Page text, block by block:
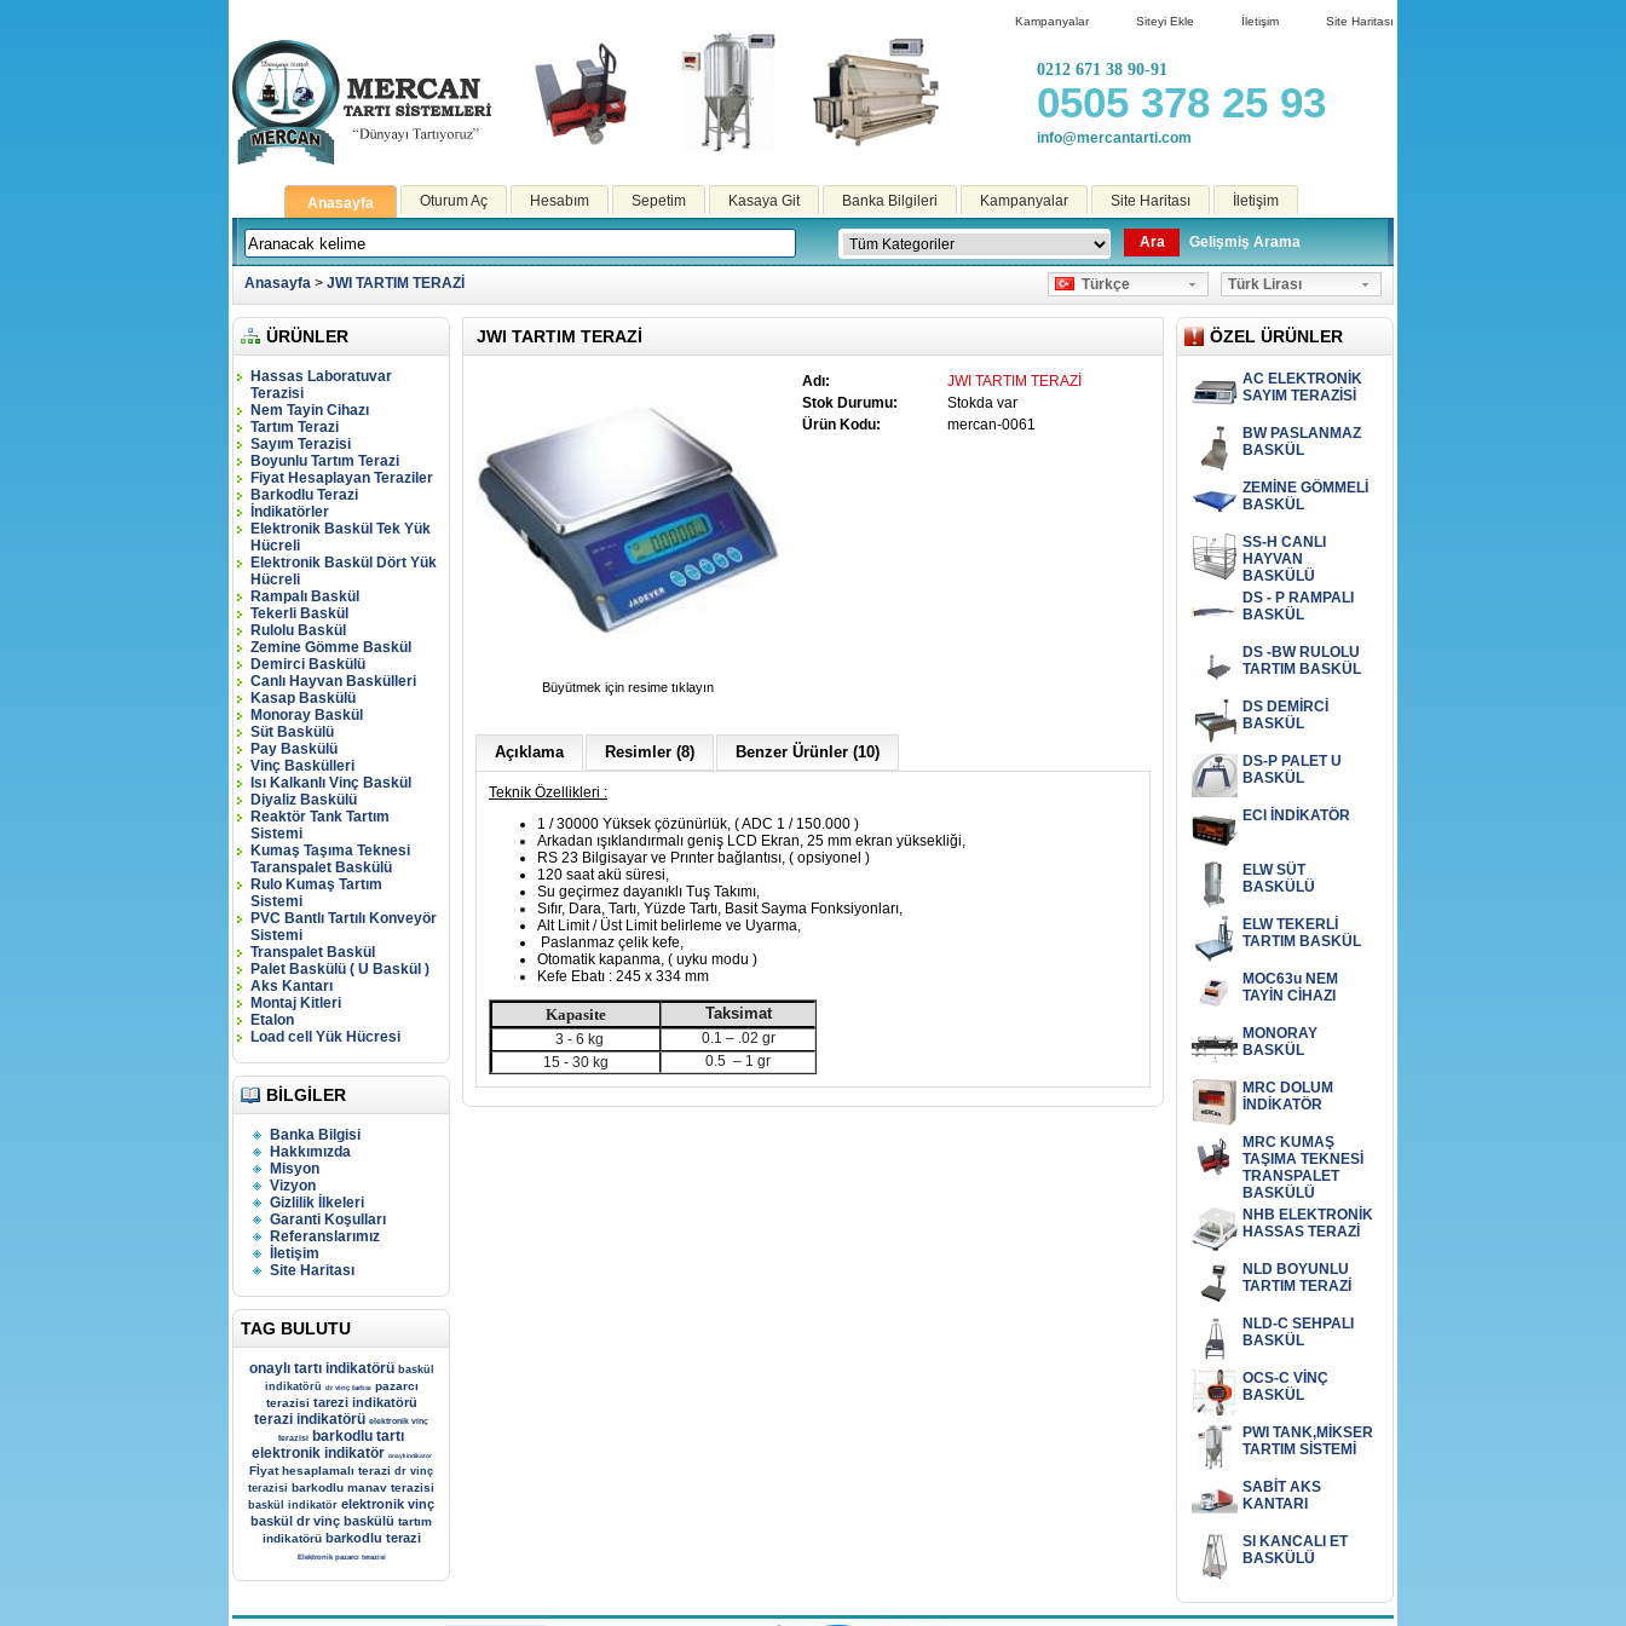
Kampanyalar Siteyi Ekle İletişim Site Haritası
0212 671 38 90-91
0505 378 25 93
info@mercantarti.com
Anasayfa Oturum Aç Hesabım Sepetim Kasaya Git Banka Bilgileri Kampanyalar Site Haritası İletişim
Ara Gelişmiş Arama
Anasayfa > JWI TARTIM TERAZİ Türk Lirası
Türkçe
ÜRÜNLER
Hassas Laboratuvar
Terazisi
Nem Tayin Cihazı
Tartım Terazi
Sayım Terazisi
Boyunlu Tartım Terazi
Fiyat Hesaplayan Teraziler
Barkodlu Terazi
İndikatörler
Elektronik Baskül Tek Yük
Hücreli
Elektronik Baskül Dört Yük
Hücreli
Rampalı Baskül
Tekerli Baskül
Rulolu Baskül
Zemine Gömme Baskül
Demirci Baskülü
Canlı Hayvan Baskülleri
Kasap Baskülü
Monoray Baskül
Süt Baskülü
Pay Baskülü
Vinç Baskülleri
Isı Kalkanlı Vinç Baskül
Diyaliz Baskülü
Reaktör Tank Tartım
Sistemi
Kumaş Taşıma Teknesi
Taranspalet Baskülü
Rulo Kumaş Tartım
Sistemi
PVC Bantlı Tartılı Konveyör
Sistemi
Transpalet Baskül
Palet Baskülü ( U Baskül )
Aks Kantarı
Montaj Kitleri
Etalon
Load cell Yük Hücresi
BILGILER
Banka Bilgisi
Hakkımızda
Misyon
Vizyon
Gizlilik İlkeleri
Garanti Koşulları
Referanslarımız
İletişim
Site Haritası
TAG BULUTU
onaylı tartı indikatörü baskül
indikatörü
dr vinç tartısı pazarcı
terazisi tarezi indikatörü
terazi indikatörü elektronik vinç
terazisi
barkodlu tartı
elektronik indikatör onaylı indikator
Fİyat hesaplamalı terazi dr vinç
terazisi barkodlu manav terazisi
baskül indikatör elektronik vinç
baskül dr vinç baskülü tartım
indikatörü barkodlu terazi
Elektronik pazarcı terazisi
ÖZEL ÜRÜNLER
AC ELEKTRONİK
SAYIM TERAZİSİ
BW PASLANMAZ
BASKÜL
ZEMİNE GÖMMELİ
BASKÜL
SS-H CANLI
HAYVAN
BASKÜLÜ
DS - P RAMPALI
BASKÜL
DS -BW RULOLU
TARTIM BASKÜL
DS DEMİRCİ
BASKÜL
DS-P PALET U
BASKÜL
ECI İNDİKATÖR
ELW SÜT
BASKÜLÜ
ELW TEKERLİ
TARTIM BASKÜL
MOC63u NEM
TAYİN CİHAZI
MONORAY
BASKÜL
MRC DOLUM
İNDİKATÖR
MRC KUMAŞ
TAŞIMA TEKNESİ
TRANSPALET
BASKÜLÜ
NHB ELEKTRONİK
HASSAS TERAZİ
NLD BOYUNLU
TARTIM TERAZİ
NLD-C SEHPALI
BASKÜL
OCS-C VİNÇ
BASKÜL
PWI TANK,MİKSER
TARTIM SİSTEMİ
SABİT AKS
KANTARI
SI KANCALI ET
BASKÜLÜ
JWI TARTIM TERAZİ
Büyütmek için resime tıklayın
Adı:
JWI TARTIM TERAZİ
Stok Durumu:
Stokda var
Ürün Kodu:
mercan-0061
Açıklama Resimler (8) Benzer Ürünler (10)
Teknik Özellikleri :
1 / 30000 Yüksek çözünürlük, ( ADC 1 / 150.000 )
Arkadan ışıklandırmalı geniş LCD Ekran, 25 mm ekran yüksekliği,
RS 23 Bilgisayar ve Prınter bağlantısı, ( opsiyonel )
120 saat akü süresi,
Su geçirmez dayanıklı Tuş Takımı,
Sıfır, Dara, Tartı, Yüzde Tartı, Basit Sayma Fonksiyonları,
Alt Limit / Üst Limit belirleme ve Uyarma,
Paslanmaz çelik kefe,
Otomatik kapanma, ( uyku modu )
Kefe Ebatı : 245 x 334 mm
Kapasite Taksimat
3 - 6 kg
0.1 – .02 gr
15 - 30 kg
0.5 – 1 gr